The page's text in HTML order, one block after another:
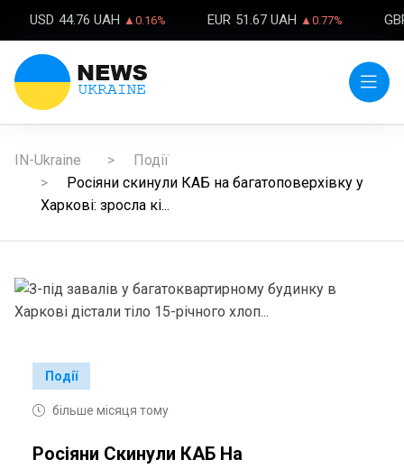
USD 44.76 UAH ▲0.16% EUR 51.67 UAH ▲0.77%
IN-Ukraine
Події
Росіяни скинули КАБ на багатоповерхівку у
Харкові: зросла кі...
Події
більше місяця тому
Росіяни Скинули КАБ На